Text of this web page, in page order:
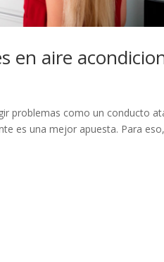
en aire
problemas como un conducto
es una mejor apuesta. Para